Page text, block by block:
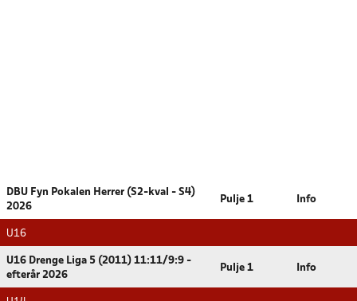
DBU Fyn Pokalen Herrer (S2-kval - S4)
2026
Pulje 1 Info
U16
U16 Drenge Liga 5 (2011) 11:11/9:9 -
efterår 2026
Pulje 1 Info